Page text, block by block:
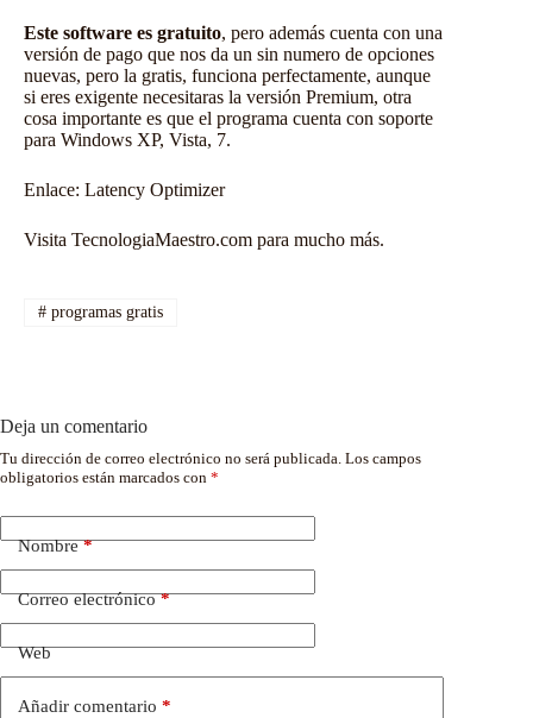
Este software es gratuito, pero además cuenta con una
versión de pago que nos da un sin numero de opciones
nuevas, pero la gratis, funciona perfectamente, aunque
si eres exigente necesitaras la versión Premium, otra
cosa importante es que el programa cuenta con soporte
para Windows XP, Vista, 7.
Enlace: Latency Optimizer
Visita TecnologiaMaestro.com para mucho más.
#programas gratis
Deja un comentario
Tu dirección de correo electrónico no será publicada. Los campos
obligatorios están marcados con *
Nombre*
Correo electrónico*
Web
Añadir comentario *